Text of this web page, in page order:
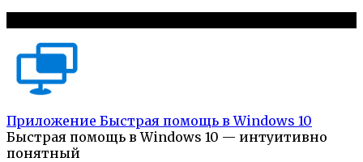
Приложение Быстрая помощь в Windows 10
Быстрая помощь в Windows 10 — интуитивно
понятный